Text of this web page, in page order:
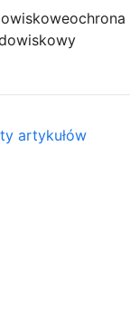
ochrona
artykułów